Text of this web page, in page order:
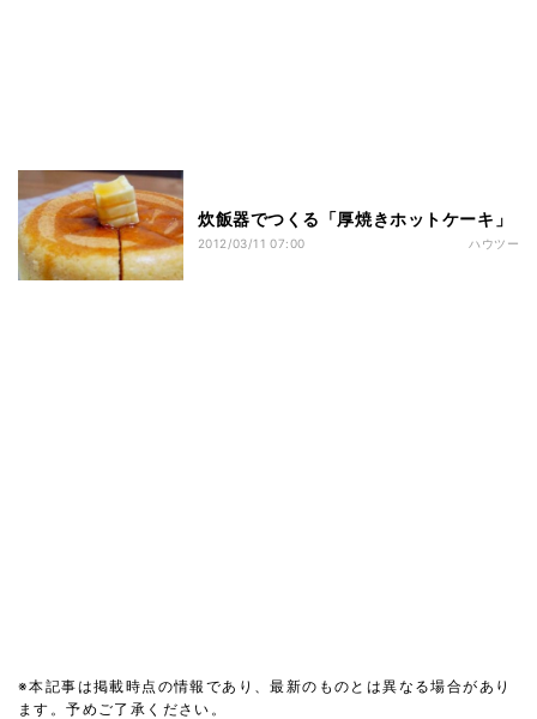
炊飯器でつくる「厚焼きホットケーキ」
2012/03/11 07:00 ハウツー
※本記事は掲載時点の情報であり、最新のものとは異なる場合があり
ます。予めご了承ください。